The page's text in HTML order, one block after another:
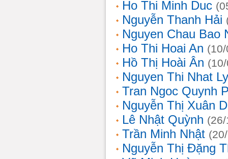
Ho Thi Minh Duc
Nguyễn Thanh Hải
Nguyen Chau Bao
Ho Thi Hoai An
Hồ Thị Hoài Ân
Nguyen Thi Nhat Ly
Tran Ngoc Quynh
Nguyễn Thị Xuân
Lê Nhật Quỳnh
Trần Minh Nhật
Nguyễn Thị Đặng